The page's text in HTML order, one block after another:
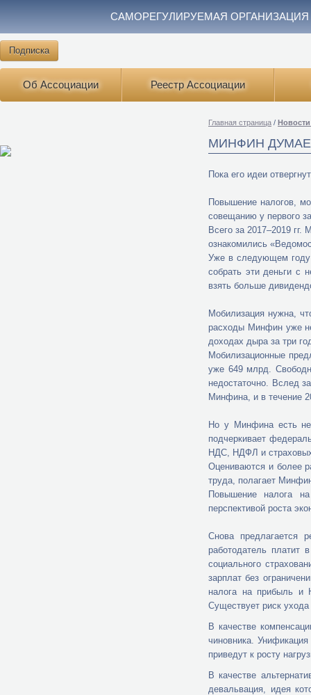
САМОРЕГУЛИРУЕМАЯ
Подписка
Об Ассоциации Реестр Ассоциации
Главная страница /
МИНФИН
Пока его идеи
Повышение налогов,
совещанию у первого
Всего за 2017–2019
ознакомились
Уже в следующем году
собрать эти деньги с
взять больше
Мобилизация нужна,
расходы Минфин уже
доходах дыра за три
Мобилизационные
уже 649 млрд.
недостаточно. Вслед
Минфина, и в течение
Но у Минфина есть
подчеркивает
НДС, НДФЛ и
Оцениваются и более
труда, полагает
Повышение налога
перспективой роста
Снова предлагается
работодатель
социального
зарплат без
налога на прибыль и
Существует риск
В качестве
чиновника.
приведут к росту
В качестве
девальвация, идея